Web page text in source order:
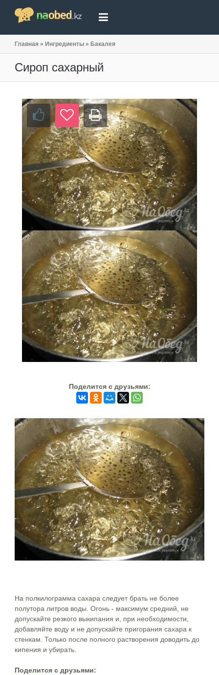
Главная » Ингредиенты » Бакалея
Сироп сахарный
Поделится c друзьями:
На полкилограмма сахара следует брать не более
полутора литров воды. Огонь - максимум средний, не
допускайте резкого выкипания и, при необходимости,
добавляйте воду и не допускайте пригорания сахара к
стенкам. Только после полного растворения доводить до
кипения и убирать.
Поделится c друзьями: